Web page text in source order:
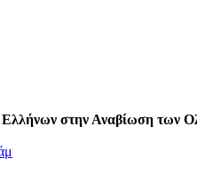
στην Αναβίωση των